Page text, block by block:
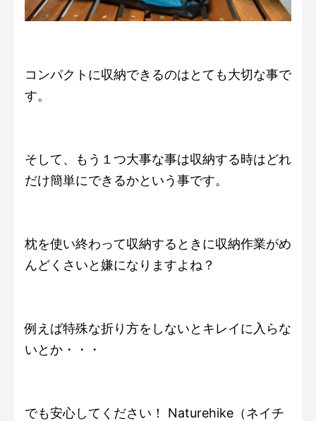
コンパクトに収納できるのはとても大切な事で
す。
そして、もう１つ大事な事は収納する時はどれ
だけ簡単にできるかという事です。
枕を使い終わって収納するときに収納作業がめ
んどくさいと嫌になりますよね？
例えば特殊な折り方をしないとキレイに入らな
いとか・・・
でも安心してください！ Naturehike（ネイチ